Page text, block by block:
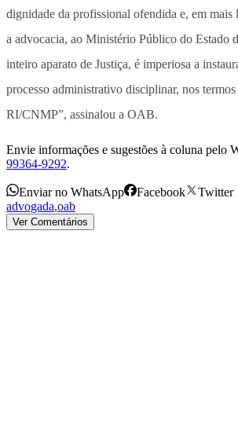
dignidade da profissional ofendida e, em mais
a advocacia, ao Ministério Público do Estado
inteiro aparato de Justiça, é imperiosa a
processo administrativo disciplinar, nos
RI/CNMP”, assinalou a OAB.
Envie informações e sugestões à coluna pelo
99364-9292.
Enviar no WhatsApp Facebook
Twitter
advogada,oab
Ver Comentários